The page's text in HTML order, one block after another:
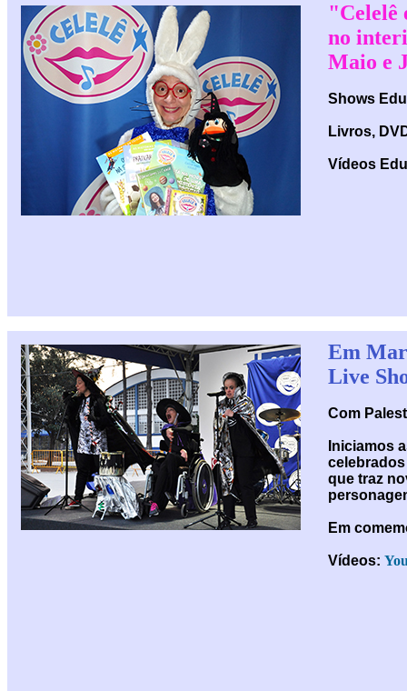
"Celelê
no
Maio e
Shows
Livros,
Vídeos
Em
Live
Com
Iniciamos
celebrados
que traz
Em
Vídeos: